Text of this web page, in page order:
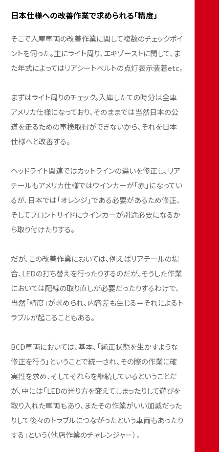
日本仕様への改善作業で求められる「精度」
そこで入庫車両の改善作業に関して複数のチェックポイ
ントを伺った。主にライト周り、エキゾーストに関して、ま
た年式によってはリアシートベルトの点灯表示装着etc。
まずはライト周りのチェック。入庫したての時分は全車
アメリカ仕様になっており、そのままでは当然日本の公
道を走るための車検取得ができないから、それを日本
仕様へと改善する。
ヘッドライト関連ではカットラインの違いを修正し、リア
テールもアメリカ仕様ではウインカーが「赤」になってい
るが、日本では「オレンジ」である必要があるため修正、
そしてフロントサイドにウインカーが別途必要になるか
ら取り付けたりする。
だが、この改善作業においては、例えばリアテールの場
合、LEDの打ち替えを行ったりするのだが、そうした作業
においては配線の取り直しが必要だったりするわけで、
当然「精度」が求められ、内容差も生じる＝それによるト
ラブルが起こることもある。
BCD車両においては、基本、「純正状態を生かすような
修正を行う」ということで統一され、その際の作業に確
実性を求め、そしてそれらを継続しているということだ
が、中には「LEDの光り方を変えてしまったりして遊びを
取り入れた車両もあり、またその作業がいい加減だった
りして後々のトラブルにつながったという車両もあったり
する」という（他店作業のチャレンジャー）。